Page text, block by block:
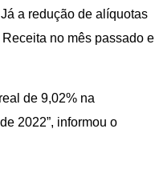
a redução de alíquotas
no mês passado e
de 9,02% na
2022”, informou o